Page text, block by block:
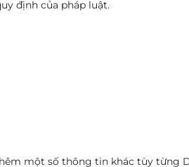
định của pháp luật.
một số thông tin khác tùy